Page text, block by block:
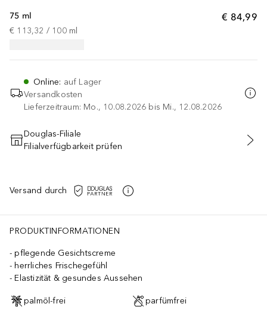
€ 84,99
75 ml
€ 113,32 / 100 ml
Online: auf Lager
Versandkosten
Lieferzeitraum: Mo., 10.08.2026 bis Mi., 12.08.2026
IN DEN WARENKORB
Douglas-Filiale
Filialverfügbarkeit prüfen
Versand durch
PRODUKTINFORMATIONEN
pflegende Gesichtscreme
herrliches Frischegefühl
Elastizität & gesundes Aussehen
palmöl-frei parfümfrei